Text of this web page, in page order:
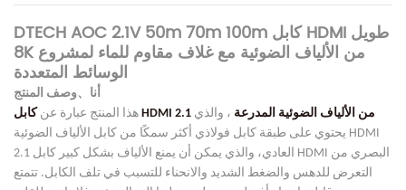
DTECH AOC 2.1V 50m 70m 100m كابل HDMI طويل
8K من الألياف الضوئية مع غلاف مقاوم للماء لمشروع
الوسائط المتعددة
أنا 、وصف المنتج
هذا المنتج عبارة عن
كابل HDMI 2.1 من الألياف الضوئية المدرعة ، والذي
يحتوي على طبقة كابل فولاذي أكثر سمكًا من كابل الألياف الضوئية HDMI
2.1 العادي، والذي يمكن أن يمنع الألياف بشكل كبير كابل HDMI البصري من
التعرض للدهس والضغط الشديد والانحناء للتسبب في تلف الكابل. تتمتع